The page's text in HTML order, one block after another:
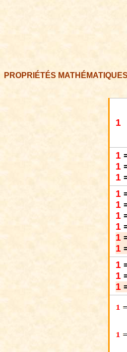
PROPRIÉTÉS
1
1
1
1
1
1
1
1
1
1
1
1
1